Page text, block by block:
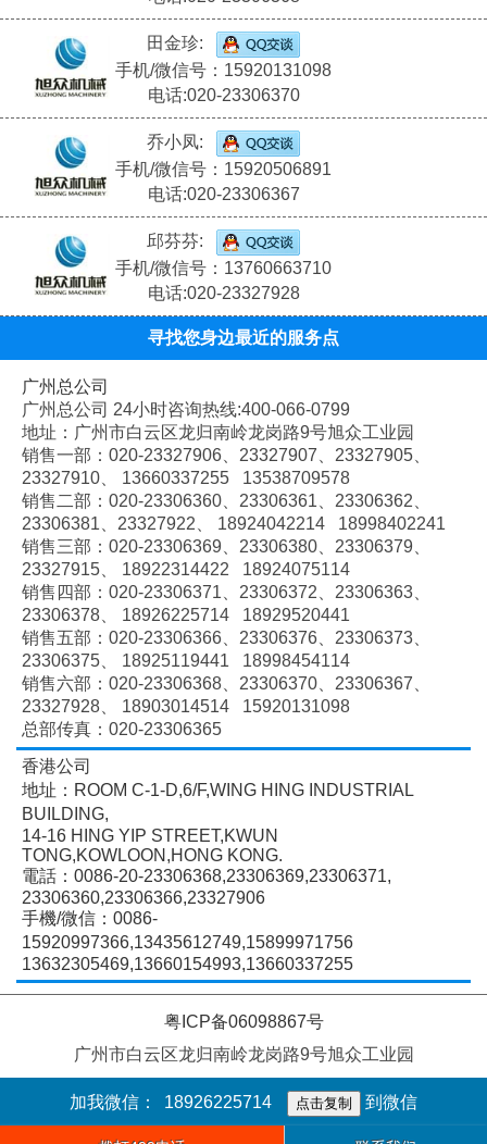
田金珍:
手机/微信号：15920131098
电话:020-23306370
乔小凤:
手机/微信号：15920506891
电话:020-23306367
邱芬芬:
手机/微信号：13760663710
电话:020-23327928
寻找您身边最近的服务点
广州总公司
广州总公司 24小时咨询热线:400-066-0799
地址：广州市白云区龙归南岭龙岗路9号旭众工业园
销售一部：020-23327906、 23327907、 23327905、
23327910、
13660337255 13538709578
销售二部：020-23306360、 23306361、 23306362、
23306381、 23327922、
18924042214 18998402241
销售三部：020-23306369、 23306380、 23306379、
23327915、
18922314422 18924075114
销售四部：020-23306371、 23306372、 23306363、
23306378、
18926225714 18929520441
销售五部：020-23306366、 23306376、 23306373、
23306375、
18925119441 18998454114
销售六部：020-23306368、 23306370、 23306367、
23327928、
18903014514 15920131098
总部传真：020-23306365
香港公司
地址：ROOM C-1-D,6/F,WING HING INDUSTRIAL
BUILDING,
14-16 HING YIP STREET,KWUN
TONG,KOWLOON,HONG KONG.
電話：0086-20-23306368,23306369,23306371,
23306360,23306366,23327906
手機/微信：0086-
15920997366,13435612749,15899971756
13632305469,13660154993,13660337255
粤ICP备06098867号
广州市白云区龙归南岭龙岗路9号旭众工业园
加我微信： 18926225714 点击复制 到微信